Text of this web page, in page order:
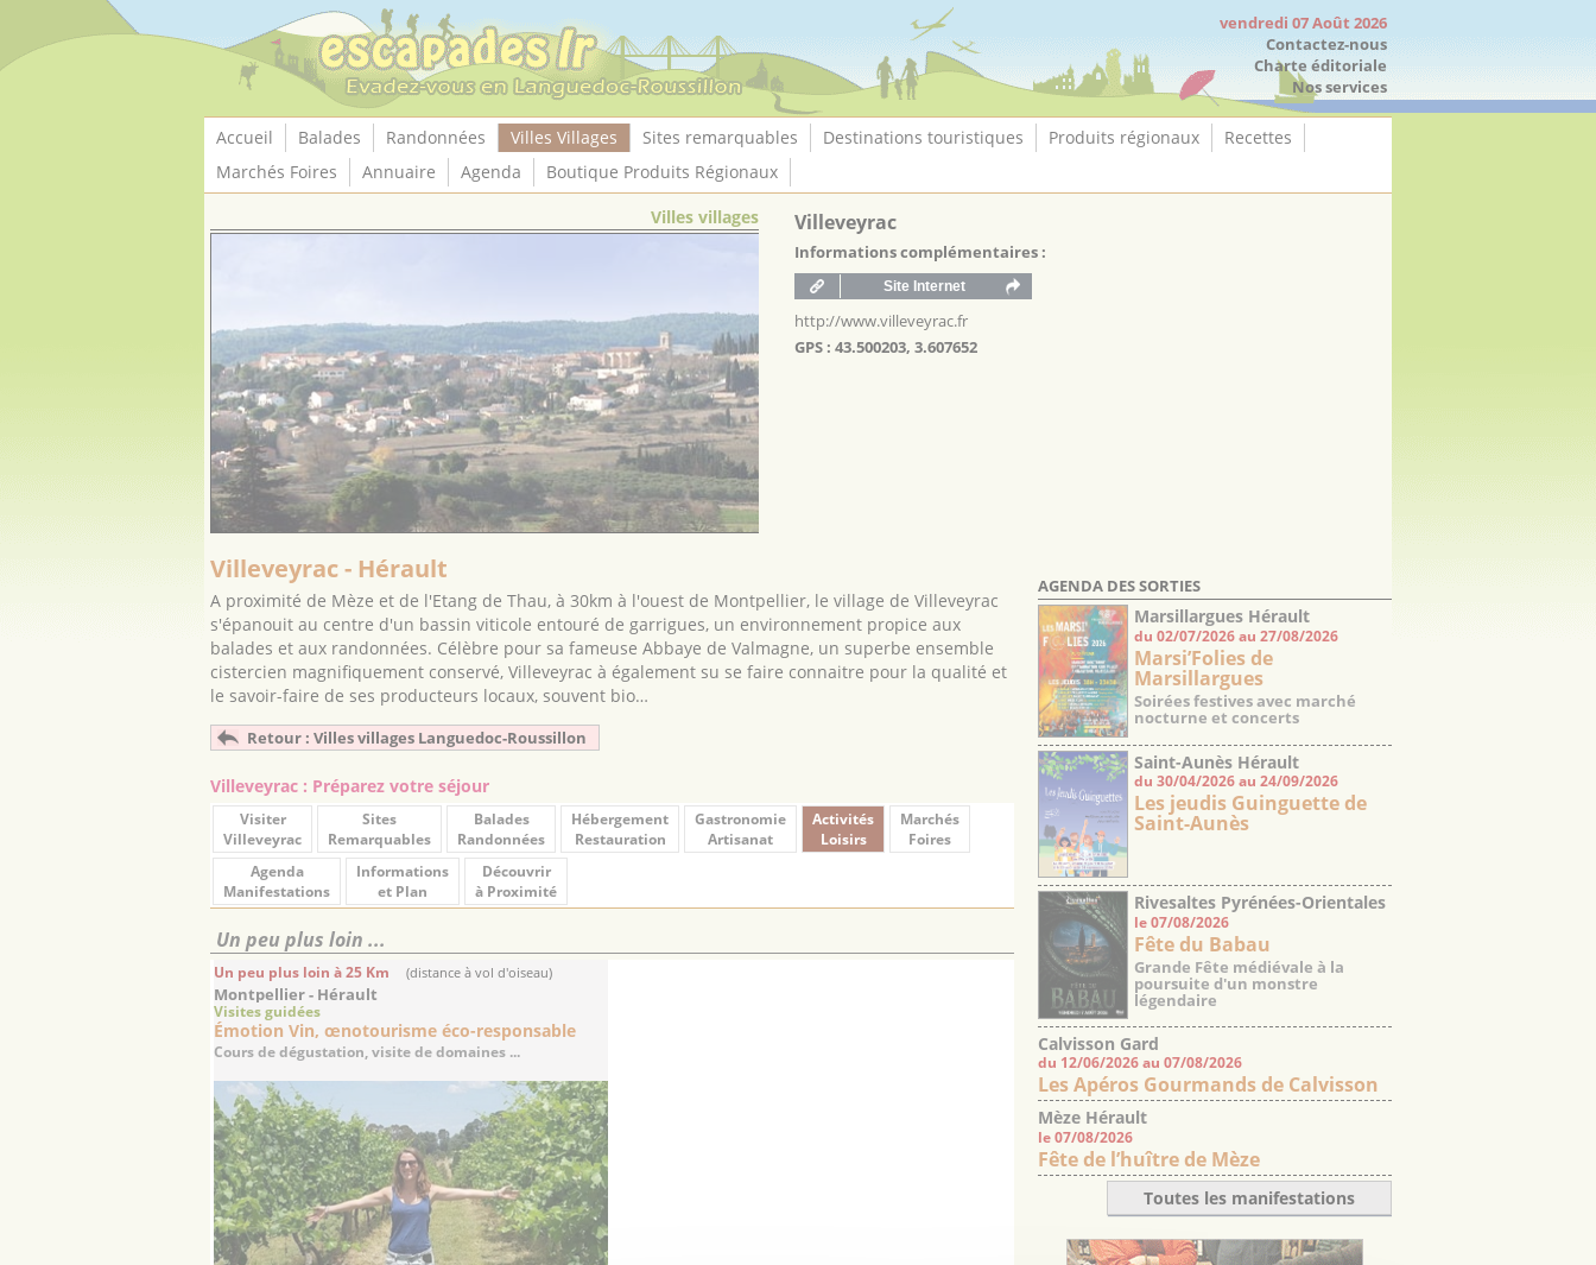
vendredi 07 Août 2026
Contactez-nous
Charte éditoriale
Nos services
Accueil Balades Randonnées Villes Villages Sites remarquables Destinations touristiques Produits régionaux
Recettes
Marchés Foires
Annuaire Agenda
Boutique Produits Régionaux
Villes villages
Villeveyrac
Informations complémentaires :
http://www.villeveyrac.fr
GPS : 43.500203, 3.607652
Villeveyrac - Hérault
A proximité de Mèze et de l'Etang de Thau, à 30km à l'ouest de Montpellier, le village de Villeveyrac
s'épanouit au centre d'un bassin viticole entouré de garrigues, un environnement propice aux
balades et aux randonnées. Célèbre pour sa fameuse Abbaye de Valmagne, un superbe ensemble
cistercien magnifiquement conservé, Villeveyrac à également su se faire connaitre pour la qualité et
le savoir-faire de ses producteurs locaux, souvent bio…
Retour : Villes villages Languedoc-Roussillon
Villeveyrac : Préparez votre séjour
Visiter
Villeveyrac
Sites
Remarquables
Balades
Randonnées
Hébergement
Restauration
Gastronomie
Artisanat
Activités
Loisirs
Marchés
Foires
Agenda
Manifestations
Informations
et Plan
Découvrir
à Proximité
Un peu plus loin ...
Un peu plus loin à 25 Km (distance à vol d'oiseau)
Montpellier - Hérault
Visites guidées
Émotion Vin, œnotourisme éco-responsable
Cours de dégustation, visite de domaines ...
AGENDA DES SORTIES
Marsillargues Hérault
du 02/07/2026 au 27/08/2026
Marsi’Folies de
Marsillargues
Soirées festives avec marché
nocturne et concerts
Saint-Aunès Hérault
du 30/04/2026 au 24/09/2026
Les jeudis Guinguette de
Saint-Aunès
Rivesaltes Pyrénées-Orientales
le 07/08/2026
Fête du Babau
Grande Fête médiévale à la
poursuite d'un monstre
légendaire
Calvisson Gard
du 12/06/2026 au 07/08/2026
Les Apéros Gourmands de Calvisson
Mèze Hérault
le 07/08/2026
Fête de l’huître de Mèze
Toutes les manifestations
Panneau de gestion des cookies